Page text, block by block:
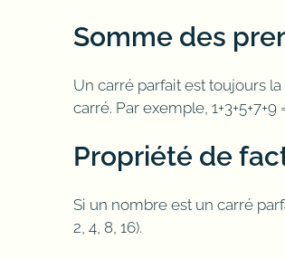
Somme des
Un carré parfait est toujours
carré. Par exemple,
Propriété de
Si un nombre est un carré
2, 4, 8, 16).